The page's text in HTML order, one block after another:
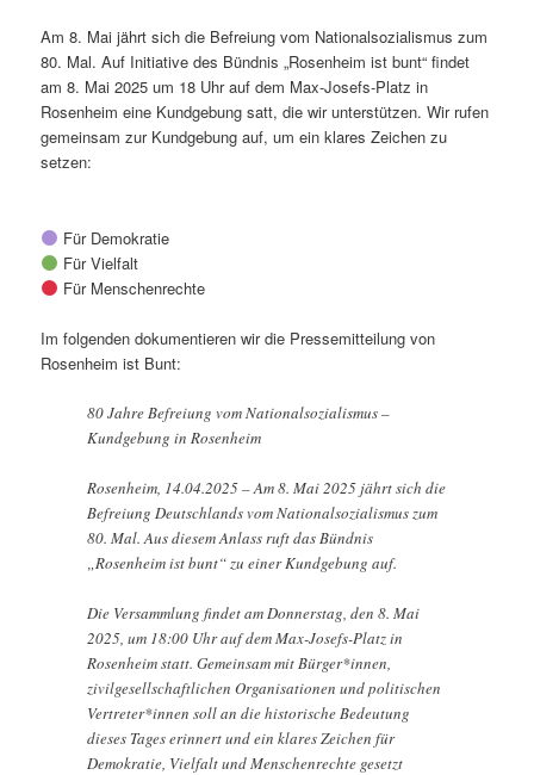
Am 8. Mai jährt sich die Befreiung vom Nationalsozialismus zum
80. Mal. Auf Initiative des Bündnis „Rosenheim ist bunt“ findet
am 8. Mai 2025 um 18 Uhr auf dem Max-Josefs-Platz in
Rosenheim eine Kundgebung satt, die wir unterstützen. Wir rufen
gemeinsam zur Kundgebung auf, um ein klares Zeichen zu
setzen:
Für Demokratie
Für Vielfalt
Für Menschenrechte
Im folgenden dokumentieren wir die Pressemitteilung von
Rosenheim ist Bunt:
80 Jahre Befreiung vom Nationalsozialismus –
Kundgebung in Rosenheim
Rosenheim, 14.04.2025 – Am 8. Mai 2025 jährt sich die
Befreiung Deutschlands vom Nationalsozialismus zum
80. Mal. Aus diesem Anlass ruft das Bündnis
„Rosenheim ist bunt“ zu einer Kundgebung auf.
Die Versammlung findet am Donnerstag, den 8. Mai
2025, um 18:00 Uhr auf dem Max-Josefs-Platz in
Rosenheim statt. Gemeinsam mit Bürger*innen,
zivilgesellschaftlichen Organisationen und politischen
Vertreter*innen soll an die historische Bedeutung
dieses Tages erinnert und ein klares Zeichen für
Demokratie, Vielfalt und Menschenrechte gesetzt